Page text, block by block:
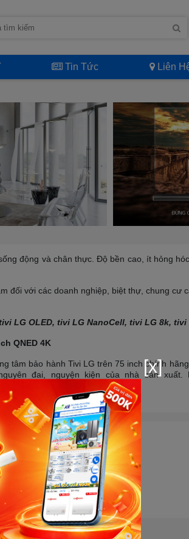
Tin Tức Liên
động và chân thực. Độ bền cao, ít hỏng
đối với các doanh nghiệp, biệt thự, chung cư
LG OLED, tivi LG NanoCell, tivi LG 8k, tivi
QNED 4K
tâm bảo hành Tivi LG trên 75 inch chính
đai, nguyện kiện của nhà sản
cập nhật ...!
chủ
[x]